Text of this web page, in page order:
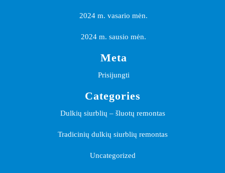
2024 m. vasario mėn.
2024 m. sausio mėn.
Meta
Prisijungti
Categories
Dulkių siurblių – šluotų remontas
Tradicinių dulkių siurblių remontas
Uncategorized